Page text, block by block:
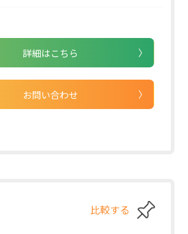
詳細はこちら
お問い合わせ
比較する